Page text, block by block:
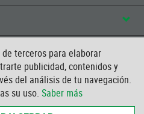
terceros para elaborar
publicidad, contenidos y
del análisis de tu navegación.
su uso. Saber más